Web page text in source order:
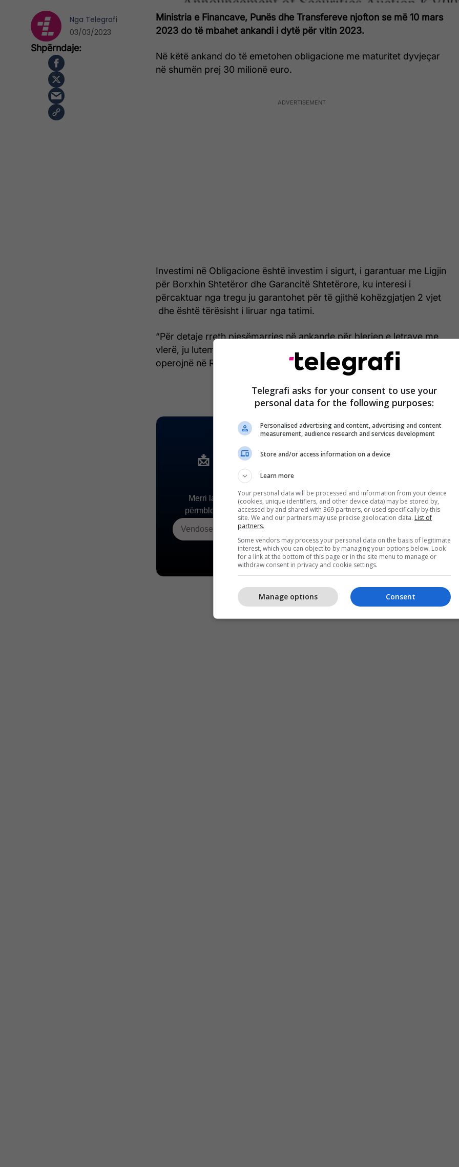
Ministria e Financave, Punës dhe Transfereve njofton se më 10 mars
2023 do të mbahet ankandi i dytë për vitin 2023.
Në këtë ankand do të emetohen obligacione me maturitet dyvjeçar
në shumën prej 30 milionë euro.
Investimi në Obligacione është investim i sigurt, i garantuar me Ligjin
për Borxhin Shtetëror dhe Garancitë Shtetërore, ku interesi i
përcaktuar nga tregu ju garantohet për të gjithë kohëzgjatjen 2 vjet
dhe është tërësisht i liruar nga tatimi.
“Për detaje rreth pjesëmarrjes në ankande për blerjen e letrave me
vlerë, ju lutem kontaktoni ndonjërën nga Bankat Komerciale që
operojnë në Republikën e Kosovës”, thuhet në njoftim. /Telegrafi/
Nga Telegrafi
03/03/2023
Telegrafi asks for your consent to use your
personal data for the following purposes:
Personalised advertising and content, advertising and content
measurement, audience research and services development
Store and/or access information on a device
Learn more
Your personal data will be processed and information from your device
(cookies, unique identifiers, and other device data) may be stored by,
accessed by and shared with 369 partners, or used specifically by this
site. We and our partners may use precise geolocation data. List of
partners.
Some vendors may process your personal data on the basis of legitimate
interest, which you can object to by managing your options below. Look
for a link at the bottom of this page or in the site menu to manage or
withdraw consent in privacy and cookie settings.
Consent
Manage options